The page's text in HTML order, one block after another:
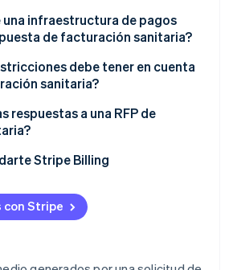
normativa y requisitos de
y métricas de rendimiento
al pago
y de preguntas y respuestas
de referencia
infraestructura de pagos
de facturación sanitaria?
unificada
normativa del PCI DSS
EHR
debe tener en cuenta
sanitaria?
que desaparecen después
de la rescisión del contrato
respuestas a una RFP de
Stripe Billing
con Stripe